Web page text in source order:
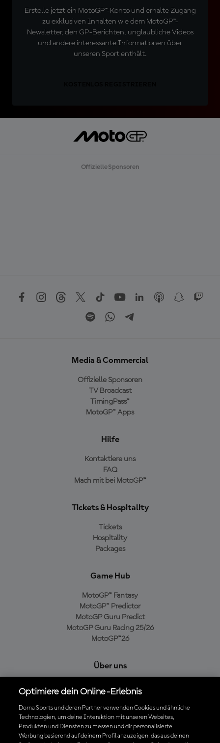
Erstelle jetzt ein MotoGP™-Konto und erhalte Zugang
zu exklusiven Inhalten wie dem MotoGP™-
Newsletter, den GP-Berichten, unglaubliche Videos
und andere interessante Informationen über
unseren Sport enthält.
Offizielle Sponsoren
Media & Commercial
Offizielle Sponsoren
TV Broadcast
TimingPass™
MotoGP™ Apps
Hilfe
Kontaktiere uns
FAQ
Mach mit bei MotoGP™
Tickets & Hospitality
Tickets
Hospitality
Packages
Game Hub
MotoGP™ Fantasy
MotoGP™ Predictor
MotoGP Guru Predict
MotoGP Guru Racing 25/26
MotoGP™26
Über uns
Cookie-Richtlinien
Geschäftsbedingungen
Datenschutzrichtlinien
Kaufrichtlinie
Optimiere dein Online-Erlebnis
Dorna Sports und deren Partner verwenden Cookies und ähnliche
Technologien, um deine Interaktion mit unseren Websites,
Produkten und Diensten zu messen und dir personalisierte
Werbung basierend auf deinem Profil anzuzeigen, das aus deinen